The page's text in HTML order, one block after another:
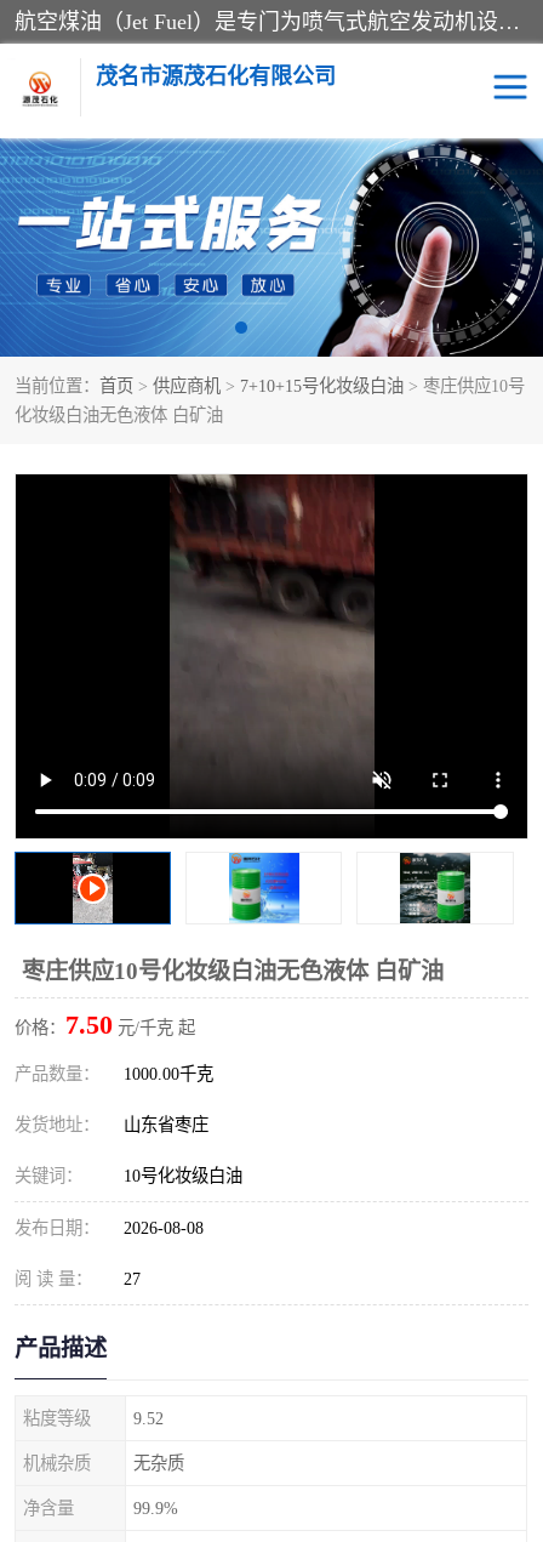
航空煤油（Jet Fuel）是专门为喷气式航空发动机设计的高纯度燃料，主要分为Jet A、Jet A-1和Jet B等类型。其特点是闪点高、低温流动性好，并添加了抗静电剂和抗氧化剂以确保飞行安全。航空煤油需
茂名市源茂石化有限公司
当前位置： 首页 > 供应商机 > 7+10+15号化妆级白油 > 枣庄供应10号
化妆级白油无色液体 白矿油
枣庄供应10号化妆级白油无色液体 白矿油
价格： 7.50 元/千克 起
产品数量： 1000.00千克
发货地址： 山东省枣庄
关键词： 10号化妆级白油
发布日期： 2026-08-08
阅 读 量： 27
产品描述
粘度等级 9.52
机械杂质 无杂质
净含量 99.9%
RP3航空煤油 D20+D30溶剂油
D40+D60溶剂油 D80+D100溶剂油
6号+120号溶剂油 260号溶剂油
异构烷烃 天然乳胶
26+32号化妆级白油 46+68号化妆级白油